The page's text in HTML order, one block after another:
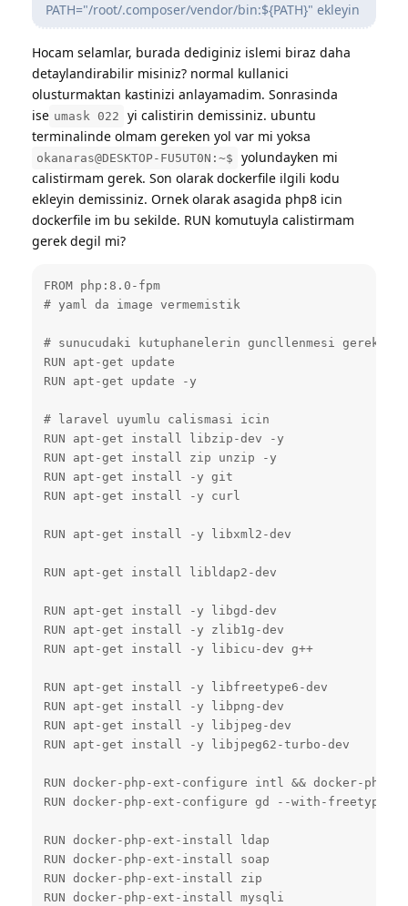
PATH="/root/.composer/vendor/bin:${PATH}" ekleyin
Hocam selamlar, burada dediginiz islemi biraz daha
detaylandirabilir misiniz? normal kullanici
olusturmaktan kastinizi anlayamadim. Sonrasinda
ise umask 022
yi calistirin demissiniz. ubuntu
terminalinde olmam gereken yol var mi yoksa
okanaras@DESKTOP-FU5UT0N:~$
yolundayken mi
calistirmam gerek. Son olarak dockerfile ilgili kodu
ekleyin demissiniz. Ornek olarak asagida php8 icin
dockerfile im bu sekilde. RUN komutuyla calistirmam
gerek degil mi?
FROM php:8.0-fpm
# yaml da image vermemistik
# sunucudaki kutuphanelerin guncllenmesi
RUN apt-get update
RUN apt-get update -y
# laravel uyumlu calismasi icin
RUN apt-get install libzip-dev -y
RUN apt-get install zip unzip -y
RUN apt-get install -y git
RUN apt-get install -y curl
RUN apt-get install -y libxml2-dev
RUN apt-get install libldap2-dev
RUN apt-get install -y libgd-dev
RUN apt-get install -y zlib1g-dev
RUN apt-get install -y libicu-dev g++
RUN apt-get install -y libfreetype6-dev
RUN apt-get install -y libpng-dev
RUN apt-get install -y libjpeg-dev
RUN apt-get install -y libjpeg62-turbo-dev
RUN docker-php-ext-configure intl && docker-
RUN docker-php-ext-configure gd --with-freetype
RUN docker-php-ext-install ldap
RUN docker-php-ext-install soap
RUN docker-php-ext-install zip
RUN docker-php-ext-install mysqli